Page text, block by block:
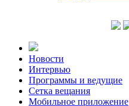
Новости
Интервью
Программы и ведущие
Сетка вещания
Мобильное приложение